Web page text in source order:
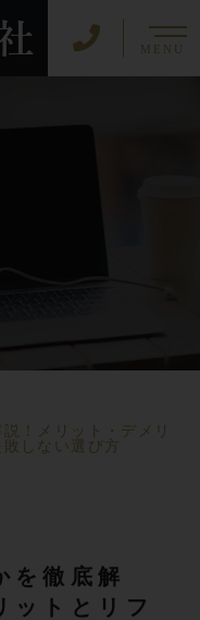
MENU
！メリット・デメリ
しない選び方
を徹底解
ットとリフ